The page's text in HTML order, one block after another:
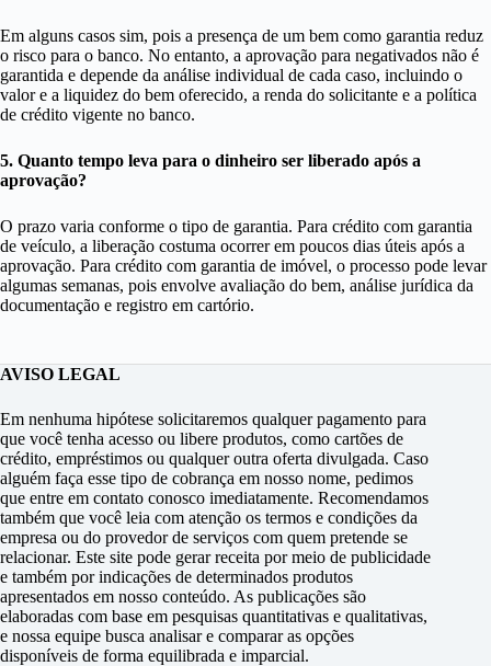
Em alguns casos sim, pois a presença de um bem como garantia reduz
o risco para o banco. No entanto, a aprovação para negativados não é
garantida e depende da análise individual de cada caso, incluindo o
valor e a liquidez do bem oferecido, a renda do solicitante e a política
de crédito vigente no banco.
5. Quanto tempo leva para o dinheiro ser liberado após a
aprovação?
O prazo varia conforme o tipo de garantia. Para crédito com garantia
de veículo, a liberação costuma ocorrer em poucos dias úteis após a
aprovação. Para crédito com garantia de imóvel, o processo pode levar
algumas semanas, pois envolve avaliação do bem, análise jurídica da
documentação e registro em cartório.
AVISO LEGAL
Em nenhuma hipótese solicitaremos qualquer pagamento para
que você tenha acesso ou libere produtos, como cartões de
crédito, empréstimos ou qualquer outra oferta divulgada. Caso
alguém faça esse tipo de cobrança em nosso nome, pedimos
que entre em contato conosco imediatamente. Recomendamos
também que você leia com atenção os termos e condições da
empresa ou do provedor de serviços com quem pretende se
relacionar. Este site pode gerar receita por meio de publicidade
e também por indicações de determinados produtos
apresentados em nosso conteúdo. As publicações são
elaboradas com base em pesquisas quantitativas e qualitativas,
e nossa equipe busca analisar e comparar as opções
disponíveis de forma equilibrada e imparcial.